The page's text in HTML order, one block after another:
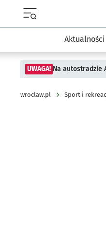
Aktualności
UWAGA! Na autostradzie
wroclaw.pl Sport i